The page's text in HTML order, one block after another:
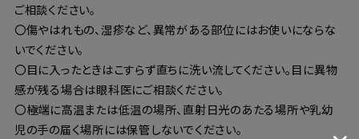
ご相談ください。
〇傷やはれもの、湿疹など、異常がある部位にはお使いにならな
いでください。
〇目に入ったときはこすらず直ちに洗い流してください。目に異物
感が残る場合は眼科医にご相談ください。
〇極端に高温または低温の場所、直射日光のあたる場所や乳幼
児の手の届く場所には保管しないでください。